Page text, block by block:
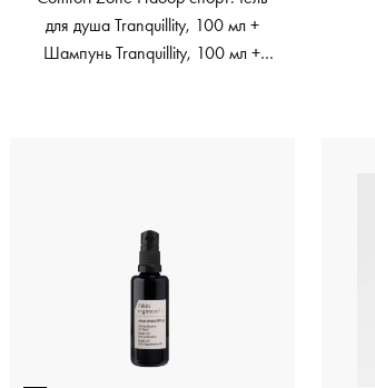
для душа Tranquillity, 100 мл +
Шампунь Tranquillity, 100 мл +